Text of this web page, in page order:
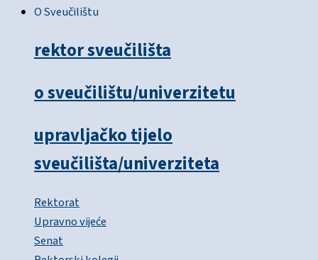
O Sveučilištu
rektor sveučilišta
o sveučilištu/univerzitetu
upravljačko tijelo
sveučilišta/univerziteta
Rektorat
Upravno vijeće
Senat